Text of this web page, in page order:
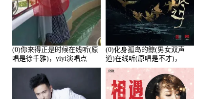
(0)你来得正是时候在线听(原
唱是徐千雅)，yiyi演唱点
播:21991次
(0)化身孤岛的鲸(男女双声
道)在线听(原唱是不才)，
HGBai演唱点播:19428次